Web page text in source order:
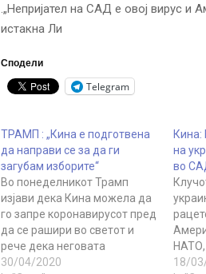
.„Непријател на САД е овој вирус и
истакна Ли
Сподели
Telegram
ТРАМП : „Кина е подготвена
да направи се за да ги
загубaм изборите“
Во понеделникот Трамп
изјави дека Кина можела да
го запре коронавирусот пред
да се рашири во светот и
рече дека неговата
администрација спроведува
30/04/2020
на
во
НАТО,
18/